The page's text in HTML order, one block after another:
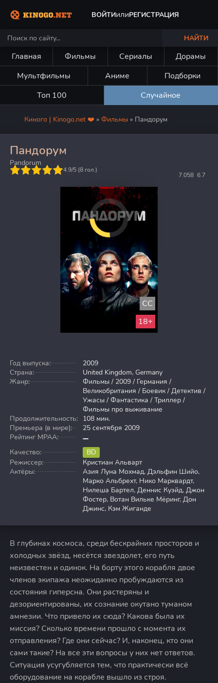
ВОЙТИилиРЕГИСТРАЦИЯ
НАЙТИ
Главная Фильмы Сериалы
Дорамы
Мультфильмы
Аниме
Подборки
Топ 100
Случайное
Киного | Kinogo.net ❤️ » Фильмы » Пандорум
Пандорум
Pandorum
7.058 6.7
4.9/5 (8 гол.)
CC
18+
Год выпуска:
2009
Страна:
United Kingdom, Germany
Жанр:
Фильмы / 2009 / Германия /
Великобритания / Боевик / Детектив /
Ужасы / Фантастика / Триллер /
Фильмы про выживание
Продолжительность: 108 мин.
Премьера (в мире):
25 сентября 2009
Рейтинг MPAA:
Качество:
BD
Режиссер:
Кристиан Альварт
Актёры:
Азия Луна Мохмад, Дэльфин Шийо,
Марко Альбрехт, Нико Марквардт,
Нилеша Бартел, Деннис Куэйд, Джон
Фостер, Вотан Вильке Мёринг, Дон
Джинс, Кэм Жиганде
В глубинах космоса, среди бескрайних просторов и
холодных звёзд, несётся звездолет, его путь
неизвестен и одинок. На борту этого корабля двое
членов экипажа неожиданно пробуждаются из
состояния гиперсна. Они растеряны и
дезориентированы, их сознание окутано туманом
амнезии. Что привело их сюда? Какова была их
миссия? Сколько времени прошло с момента их
отправления? Где они сейчас? И, наконец, кто они
сами такие? На все эти вопросы у них нет ответов.
Ситуация усугубляется тем, что практически всё
оборудование на корабле вышло из строя.